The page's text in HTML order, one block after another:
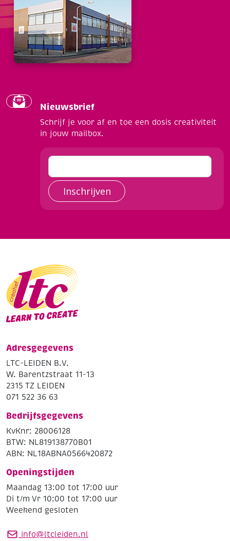
Nieuwsbrief
Schrijf je voor af en toe een dosis creativiteit
in jouw mailbox.
Inschrijven
Adresgegevens
LTC-LEIDEN B.V.
W. Barentzstraat 11-13
2315 TZ LEIDEN
071 522 36 63
Bedrijfsgegevens
KvKnr: 28006128
BTW: NL819138770B01
ABN: NL18ABNA0566420872
Openingstijden
Maandag 13:00 tot 17:00 uur
Di t/m Vr 10:00 tot 17:00 uur
Weekend gesloten
info@ltcleiden.nl